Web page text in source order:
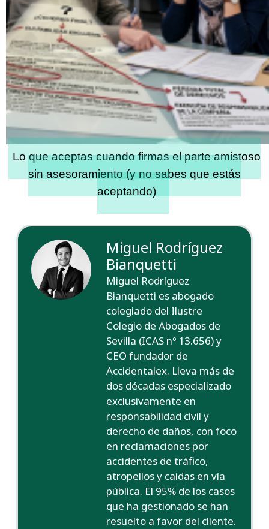
Lo que aceptas cuando firmas el parte amistoso
sin asesoramiento (y no sabes que estás
aceptando)
Miguel Rodríguez
Bianquetti
Miguel Rodríguez
Bianquetti es abogado
colegiado del Ilustre
Colegio de Abogados de
Sevilla (ICAS nº 13.656) y
CEO fundador de
Accidentalex. Lleva más de
dos décadas especializado
exclusivamente en
responsabilidad civil y
derecho de daños, con foco
en reclamaciones por
accidentes de tráfico,
atropellos y caídas en vía
pública. El 95% de los casos
que ha gestionado se han
resuelto a favor del cliente.